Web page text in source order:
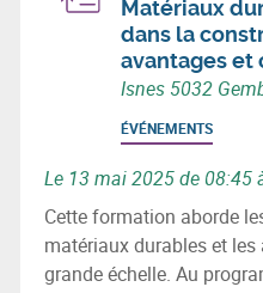
Matériaux
dans la
avantages et
Isnes 5032
ÉVÉNEMENTS
Le 13 mai 2025 de 08:45
Cette formation aborde
matériaux durables et
grande échelle. Au